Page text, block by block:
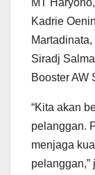
Kadrie
Siradj
Booster AW
“Kita akan
pelanggan.
menjaga